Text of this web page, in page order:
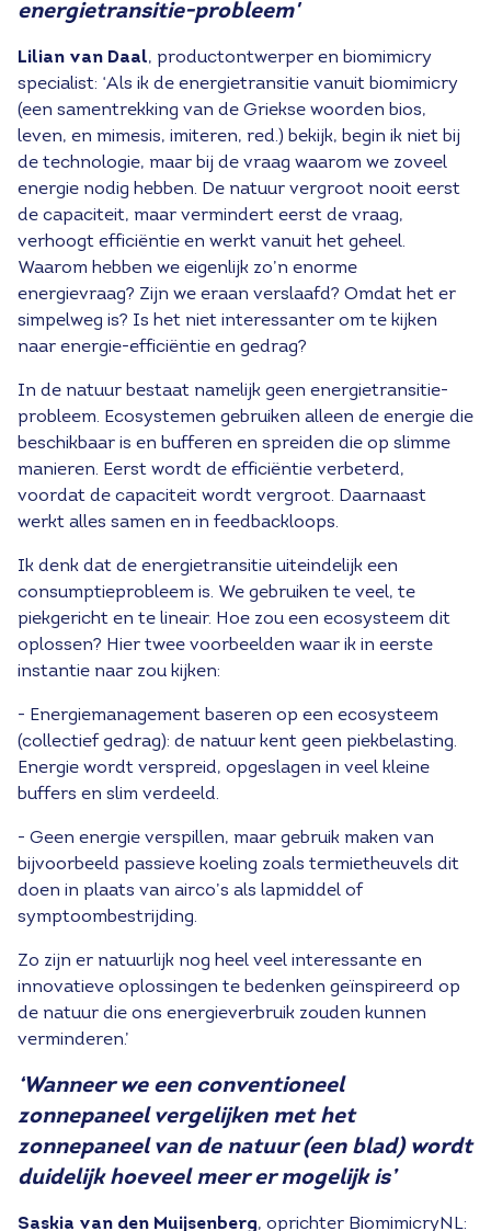
energietransitie-probleem'
Lilian van Daal, productontwerper en biomimicry
specialist: ‘Als ik de energietransitie vanuit biomimicry
(een samentrekking van de Griekse woorden bios,
leven, en mimesis, imiteren, red.) bekijk, begin ik niet bij
de technologie, maar bij de vraag waarom we zoveel
energie nodig hebben. De natuur vergroot nooit eerst
de capaciteit, maar vermindert eerst de vraag,
verhoogt efficiëntie en werkt vanuit het geheel.
Waarom hebben we eigenlijk zo’n enorme
energievraag? Zijn we eraan verslaafd? Omdat het er
simpelweg is? Is het niet interessanter om te kijken
naar energie-efficiëntie en gedrag?
In de natuur bestaat namelijk geen energietransitie-
probleem. Ecosystemen gebruiken alleen de energie die
beschikbaar is en bufferen en spreiden die op slimme
manieren. Eerst wordt de efficiëntie verbeterd,
voordat de capaciteit wordt vergroot. Daarnaast
werkt alles samen en in feedbackloops.
Ik denk dat de energietransitie uiteindelijk een
consumptieprobleem is. We gebruiken te veel, te
piekgericht en te lineair. Hoe zou een ecosysteem dit
oplossen? Hier twee voorbeelden waar ik in eerste
instantie naar zou kijken:
- Energiemanagement baseren op een ecosysteem
(collectief gedrag): de natuur kent geen piekbelasting.
Energie wordt verspreid, opgeslagen in veel kleine
buffers en slim verdeeld.
- Geen energie verspillen, maar gebruik maken van
bijvoorbeeld passieve koeling zoals termietheuvels dit
doen in plaats van airco’s als lapmiddel of
symptoombestrijding.
Zo zijn er natuurlijk nog heel veel interessante en
innovatieve oplossingen te bedenken geïnspireerd op
de natuur die ons energieverbruik zouden kunnen
verminderen.’
‘Wanneer we een conventioneel
zonnepaneel vergelijken met het
zonnepaneel van de natuur (een blad) wordt
duidelijk hoeveel meer er mogelijk is’
Saskia van den Muijsenberg, oprichter BiomimicryNL: